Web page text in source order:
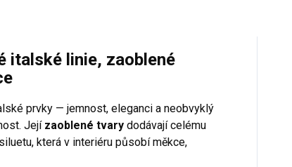
italské linie, zaoblené
prvky — jemnost, eleganci a neobvyklý
Její zaoblené tvary dodávají celému
která v interiéru působí měkce,